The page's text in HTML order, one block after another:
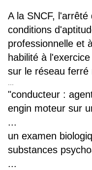
A la SNCF,
conditions
professionnelle et
habilité à
sur le réseau ferré
"conducteur :
engin moteur sur
...
un examen
substances
...